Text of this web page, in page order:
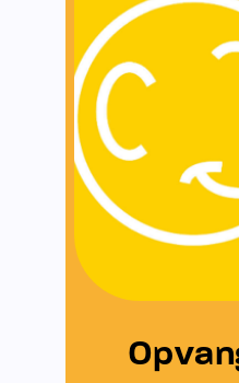
Opvang van
Wij